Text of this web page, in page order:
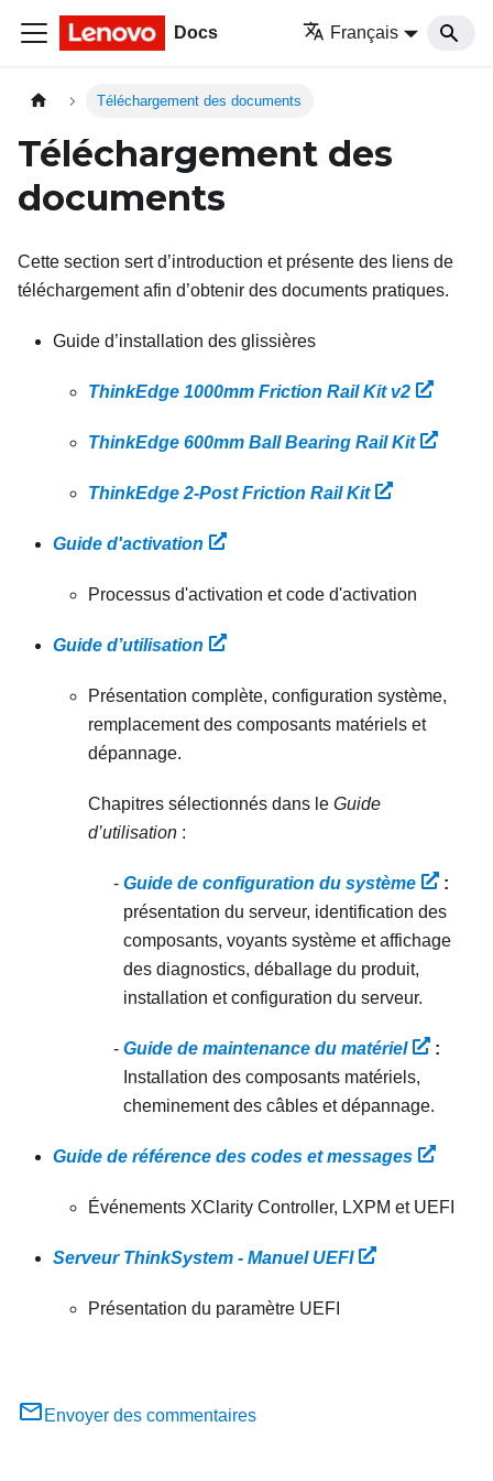
Docs Français
Téléchargement des documents
Téléchargement des
documents
Cette section sert d’introduction et présente des liens de
téléchargement afin d’obtenir des documents pratiques.
Guide d’installation des glissières
ThinkEdge 1000mm Friction Rail Kit v2
ThinkEdge 600mm Ball Bearing Rail Kit
ThinkEdge 2-Post Friction Rail Kit
Guide d'activation
Processus d'activation et code d'activation
Guide d’utilisation
Présentation complète, configuration système,
remplacement des composants matériels et
dépannage.
Chapitres sélectionnés dans le Guide
d’utilisation :
Guide de configuration du système
:
présentation du serveur, identification des
composants, voyants système et affichage
des diagnostics, déballage du produit,
installation et configuration du serveur.
Guide de maintenance du matériel
:
Installation des composants matériels,
cheminement des câbles et dépannage.
Guide de référence des codes et messages
Événements XClarity Controller, LXPM et UEFI
Serveur ThinkSystem - Manuel UEFI
Présentation du paramètre UEFI
Envoyer des commentaires